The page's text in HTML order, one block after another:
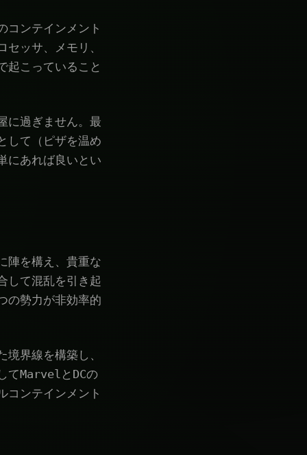
コンテインメント
ッサ、メモリ、
起こっていること
に過ぎません。最
して（ピザを温め
にあれば良いとい
陣を構え、貴重な
して混乱を引き起
の勢力が非効率的
界線を構築し、
てMarvelとDCの
コンテインメント